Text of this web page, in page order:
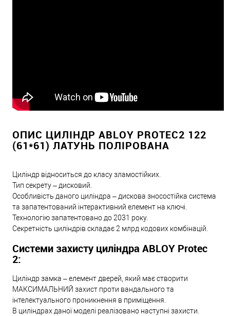
ОПИС ЦИЛІНДР ABLOY PROTEC2 122
(61*61) ЛАТУНЬ ПОЛІРОВАНА
Циліндр відноситься до класу зламостійких.
Тип секрету – дисковий.
Особливість даного циліндра – дискова зносостійка система
та запатентований інтерактивний елемент на ключі.
Технологію запатентовано до 2031 року.
Секретність циліндрів складає 2 млрд кодових комбінацій.
Системи захисту циліндра ABLOY Protec
2:
Циліндр замка – елемент дверей, який має створити
МАКСИМАЛЬНИЙ захист проти вандального та
інтелектуального проникнення в приміщення.
В циліндрах даної моделі реалізовано наступні захисти.